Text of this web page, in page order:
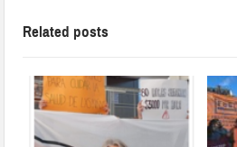
Related posts